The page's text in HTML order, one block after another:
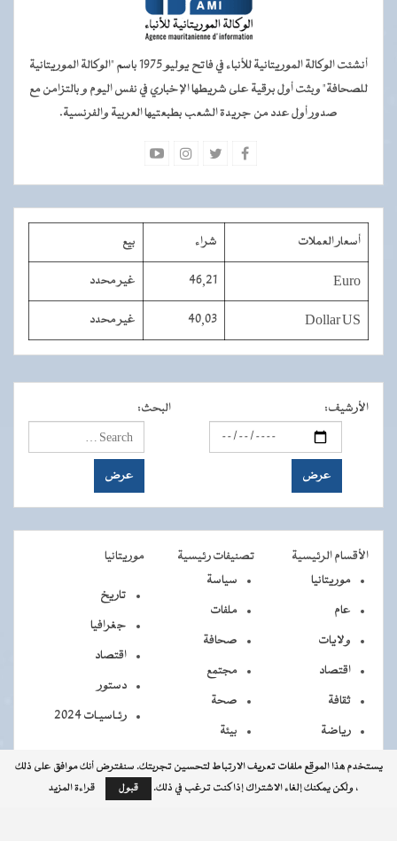
أنشئت الوكالة الموريتانية للأنباء في فاتح يوليو 1975 باسم "الوكالة الموريتانية
للصحافة" وبثت أول برقية على شريطها الإخباري في نفس اليوم و بالتزامن مع
صدور أول عدد من جريدة الشعب بطبعتيها العربية والفرنسية.
أسعار العملات شراء بيع
Euro
46,21 غير محدد
Dollar US
40,03 غير محدد
الأرشيف: البحث:
الأقسام الرئيسية تصنيفات رئيسية
موريتانيا
موريتانيا
عام
ولايات
اقتصاد
ثقافة
رياضة
سياسة
ملفات
صحافة
مجتمع
صحة
بيئة
تاريخ
جغرافيا
اقتصاد
دستور
رئـاسيـات 2024
يستخدم هذا الموقع ملفات تعريف الارتباط لتحسين تجربتك. سنفترض أنك موافق على ذلك
، ولكن يمكنك إلغاء الاشتراك إذا كنت ترغب في ذلك.
قبول قراءة المزيد